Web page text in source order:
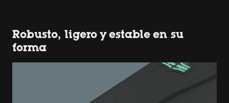
Robusto, ligero y estable en su
forma